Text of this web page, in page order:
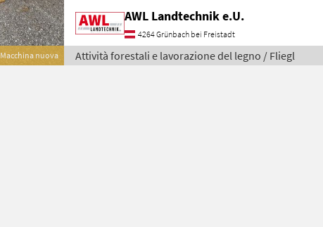
Macchina nuova
AWL Landtechnik e.U.
4264 Grünbach bei Freistadt
Attività forestali e lavorazione del legno / Fliegl